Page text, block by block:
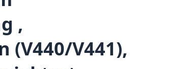
,
(V440/V441),